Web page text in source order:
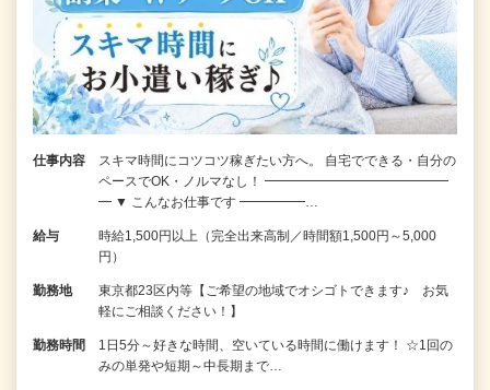
仕事内容
スキマ時間にコツコツ稼ぎたい方へ。 自宅でできる・自分の
ペースでOK・ノルマなし！ ━━━━━━━━━━━━━━
━ ▼ こんなお仕事です ━━━━━…
給与
時給1,500円以上（完全出来高制／時間額1,500円～5,000
円）
勤務地
東京都23区内等【ご希望の地域でオシゴトできます♪ お気
軽にご相談ください！】
勤務時間
1日5分～好きな時間、空いている時間に働けます！ ☆1回の
みの単発や短期～中長期まで…